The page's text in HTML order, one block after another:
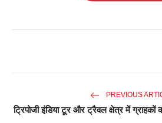
PREVIOUS
ट्रिपोजी इंडिया टूर और ट्रैवल क्षेत्र में